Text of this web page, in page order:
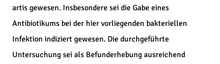
artis gewesen. Insbesondere sei die Gabe eines
Antibiotikums bei der hier vorliegenden bakteriellen
Infektion indiziert gewesen. Die durchgeführte
Untersuchung sei als Befunderhebung ausreichend